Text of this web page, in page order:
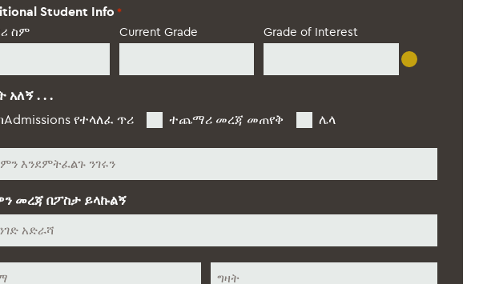
Student Info *
ስም Current Grade Grade of Interest
አለኝ . . .
የተላለፈ ጥሪ
ተጨማሪ መረጃ መጠየቅ ሌላ
መረጃ በፖስታ ይላኩልኝ